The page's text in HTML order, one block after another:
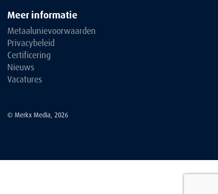
Meer informatie
Metaalunievoorwaarden
Privacybeleid
Certificering
Nieuws
Vacatures
© Merkx Media, 2026